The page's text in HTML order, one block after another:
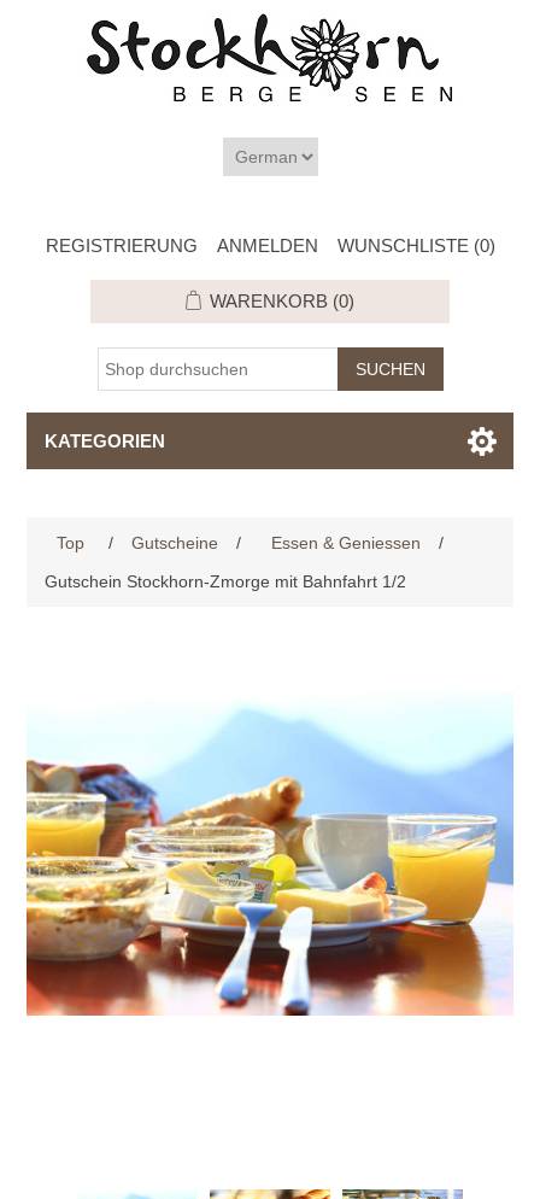
REGISTRIERUNG ANMELDEN WUNSCHLISTE (0)
WARENKORB (0)
KATEGORIEN
Top / Gutscheine / Essen & Geniessen
/
Gutschein Stockhorn-Zmorge mit Bahnfahrt 1/2